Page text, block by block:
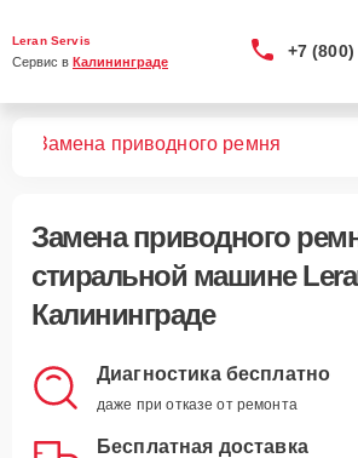
Leran Servis
Сервис в Калининграде
+7
Замена приводного ремня
Замена приводного
стиральной машине
Калининграде
Диагностика бесплатно
даже при отказе от ремонта
Бесплатная доставка